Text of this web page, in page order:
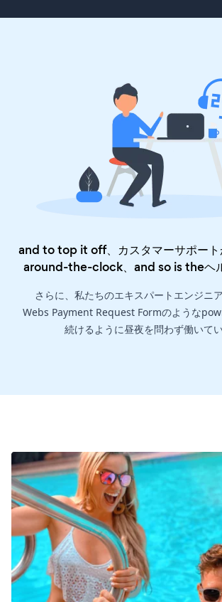
and to top it off、カスタマーサポート
around-the-clock、and so is theヘ
さらに、私たちのエキスパートエンジニ
Webs Payment Request Formのような
続けるように昼夜を問わず働いてい